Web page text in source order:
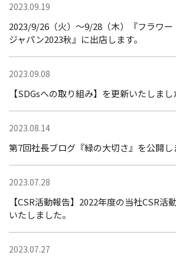
2023.09.19
2023/9/26（火）〜9/28（木）『フラワー
ジャパン2023秋』に出店します。
2023.09.08
【SDGsへの取り組み】を更新いたしまし
2023.08.14
第7回社長ブログ『緑の大切さ』を公開し
2023.07.28
【CSR活動報告】2022年度の当社CSR活
いたしました。
2023.07.27